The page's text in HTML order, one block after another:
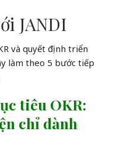
JANDI
và quyết định triển
làm theo 5 bước tiếp
tiêu OKR:
chỉ dành